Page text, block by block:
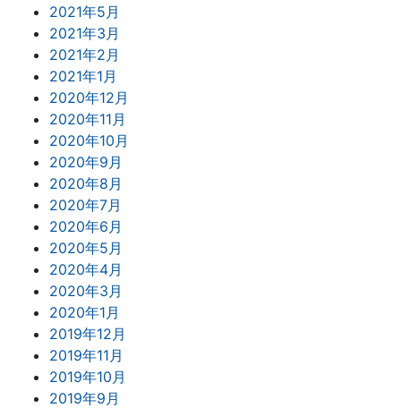
2021年5月
2021年3月
2021年2月
2021年1月
2020年12月
2020年11月
2020年10月
2020年9月
2020年8月
2020年7月
2020年6月
2020年5月
2020年4月
2020年3月
2020年1月
2019年12月
2019年11月
2019年10月
2019年9月